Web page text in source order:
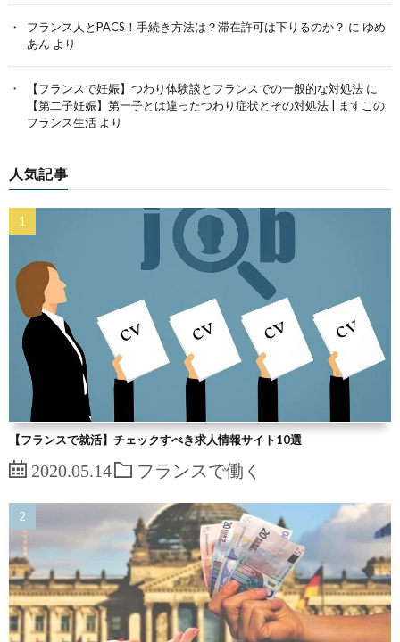
フランス人とPACS！手続き方法は？滞在許可は下りるのか？ に ゆめ
あん より
【フランスで妊娠】つわり体験談とフランスでの一般的な対処法 に
【第二子妊娠】第一子とは違ったつわり症状とその対処法 | ますこの
フランス生活 より
人気記事
【フランスで就活】チェックすべき求人情報サイト10選
2020.05.14 フランスで働く